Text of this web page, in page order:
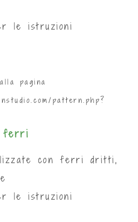
le istruzioni
pagina
pattern.php?
ferri
con ferri dritti,
le istruzioni